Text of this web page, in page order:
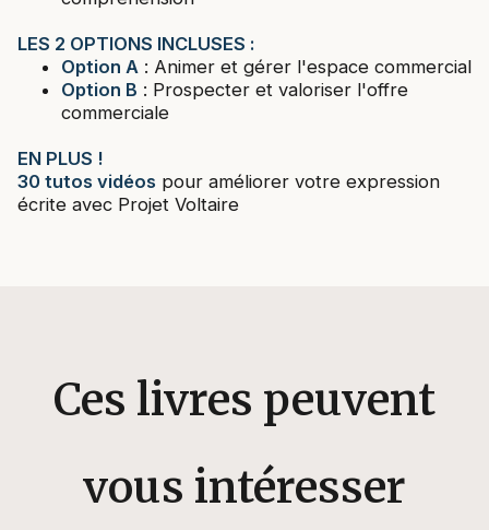
LES 2 OPTIONS INCLUSES :
Option A : Animer et gérer l'espace commercial
Option B : Prospecter et valoriser l'offre
commerciale
EN PLUS !
30 tutos vidéos pour améliorer votre expression
écrite avec Projet Voltaire
Ces livres peuvent
vous intéresser